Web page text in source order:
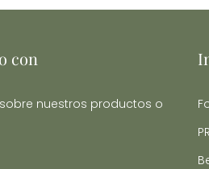
con
nuestros productos o